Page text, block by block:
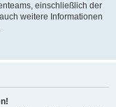
einschließlich der
weitere Informationen